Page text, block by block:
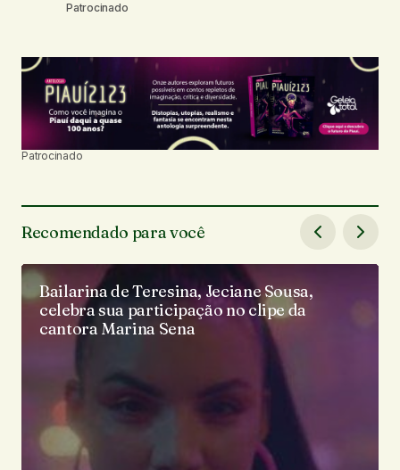
Patrocinado
Patrocinado
Recomendado para você
Bailarina de Teresina, Jeciane Sousa,
celebra sua participação no clipe da
cantora Marina Sena